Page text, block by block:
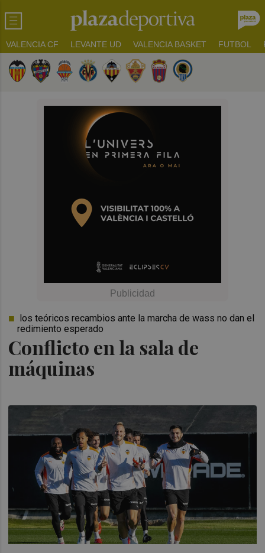
VALENCIA CF LEVANTE UD VALENCIA BASKET FUTBOL
Conflicto en la sala de
máquinas
los teóricos recambios ante la marcha de wass no dan el
redimiento esperado